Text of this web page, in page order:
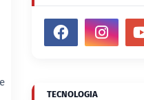
TECNOLOGIA